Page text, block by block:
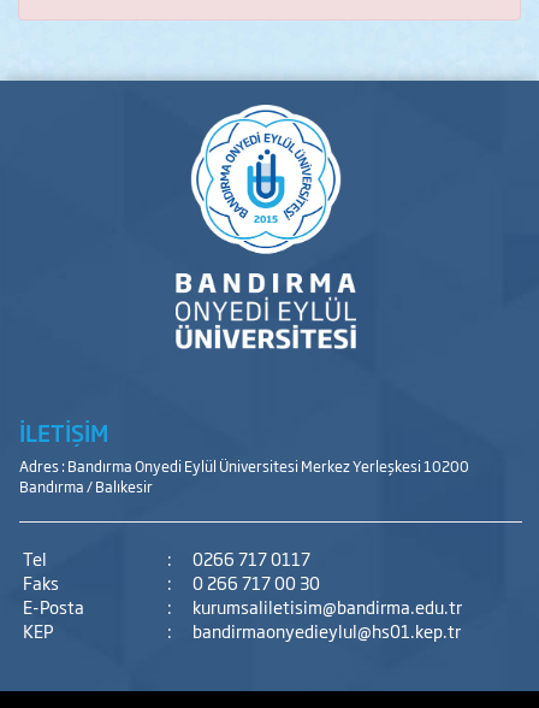
İLETİŞİM
Adres : Bandırma Onyedi Eylül Üniversitesi Merkez Yerleşkesi 10200
Bandırma / Balıkesir
Tel :
0266 717 0117
Faks
:
0 266 717 00 30
E-Posta
:
kurumsaliletisim@bandirma.edu.tr
KEP
: bandirmaonyedieylul@hs01.kep.tr